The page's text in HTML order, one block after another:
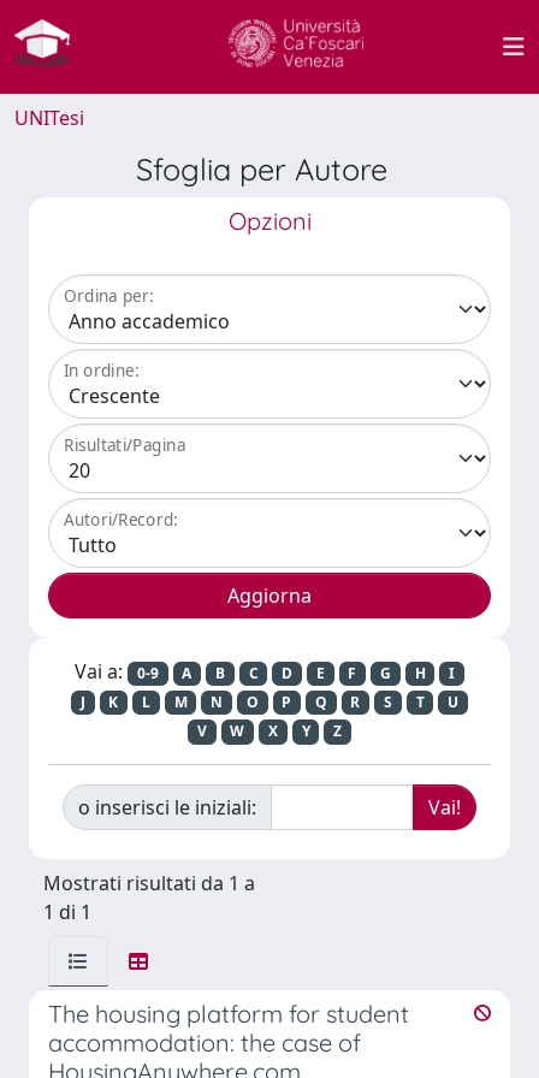
UNITesi
Sfoglia per Autore
Opzioni
Ordina per:
In ordine:
Risultati/Pagina
Autori/Record:
Vai a: 0-9 A B C D E F G H
I
J
K L M N O P Q R S T
U
V
W X Y Z
o inserisci le iniziali:
Mostrati risultati da 1 a
1 di 1
The housing platform for student
accommodation: the case of
HousingAnywhere.com